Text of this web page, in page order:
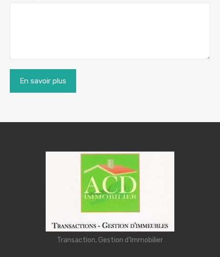
Transaction, Gestion d'Immobilier